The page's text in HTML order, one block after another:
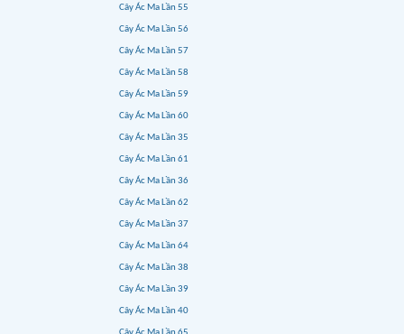
Cây Ác Ma Lần 55
Cây Ác Ma Lần 56
Cây Ác Ma Lần 57
Cây Ác Ma Lần 58
Cây Ác Ma Lần 59
Cây Ác Ma Lần 60
Cây Ác Ma Lần 35
Cây Ác Ma Lần 61
Cây Ác Ma Lần 36
Cây Ác Ma Lần 62
Cây Ác Ma Lần 37
Cây Ác Ma Lần 64
Cây Ác Ma Lần 38
Cây Ác Ma Lần 39
Cây Ác Ma Lần 40